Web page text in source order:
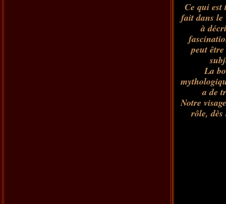
Ce qui
fait dans le
à
peut
La
a de
Notre
rôle,